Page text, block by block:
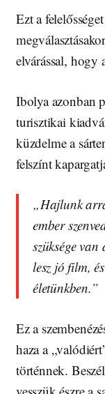
Ezt a
elvárással, hogy
Ibolya azonban
turisztikai
küzdelme a
felszínt
„Hajlunk
ember
szüksége
lesz jó film,
életünkben.”
Ez a
haza a
történnek.